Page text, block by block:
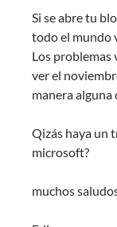
Si se abre tu
todo el mundo
Los problemas
ver el
manera alguna
Qizás haya un
microsoft?
muchos